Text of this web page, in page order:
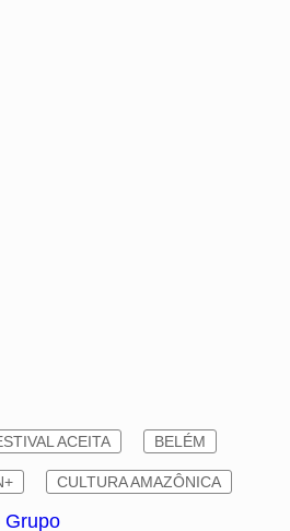
ACEITA BELÉM
CULTURA AMAZÔNICA